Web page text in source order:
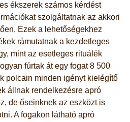
ékszerek számos kérdést
szolgáltatnak az akkori
Ezek a lehetőségekhez
rámutatnak a kezdetleges
mint az esetleges rituálék
fúrtak át egy fogat 8 500
polcain minden igényt kielégítő
állnak rendelkezésre apró
de őseinknek az eszközt is
A fogakon látható apró